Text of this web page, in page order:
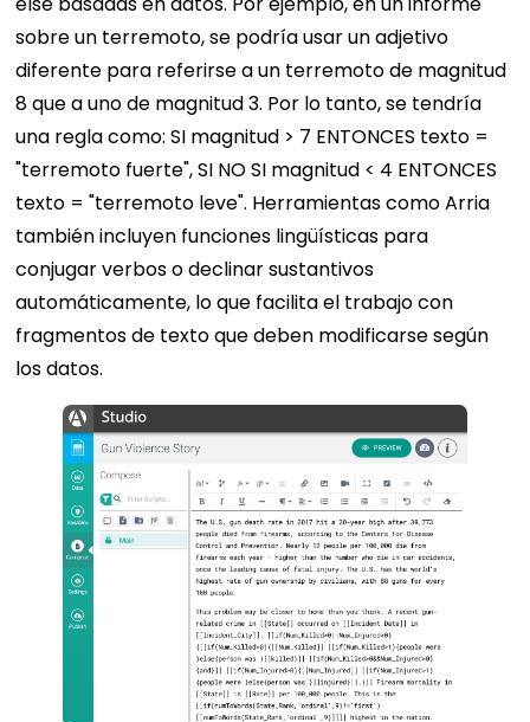
sobre un terremoto, se podría usar un adjetivo
diferente para referirse a un terremoto de magnitud
8 que a uno de magnitud 3. Por lo tanto, se tendría
una regla como: SI magnitud > 7 ENTONCES texto =
"terremoto fuerte", SI NO SI magnitud < 4 ENTONCES
texto = "terremoto leve". Herramientas como Arria
también incluyen funciones lingüísticas para
conjugar verbos o declinar sustantivos
automáticamente, lo que facilita el trabajo con
fragmentos de texto que deben modificarse según
los datos.